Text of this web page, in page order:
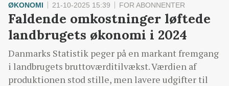
ØKONOMI 21-10-2025 15:39 FOR ABONNENTER
Faldende omkostninger løftede
landbrugets økonomi i 2024
Danmarks Statistik peger på en markant fremgang
i landbrugets bruttoværditilvækst. Værdien af
produktionen stod stille, men lavere udgifter til